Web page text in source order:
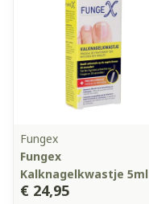
Fungex
Fungex
Kalknagelkwastje 5ml
€ 24,95